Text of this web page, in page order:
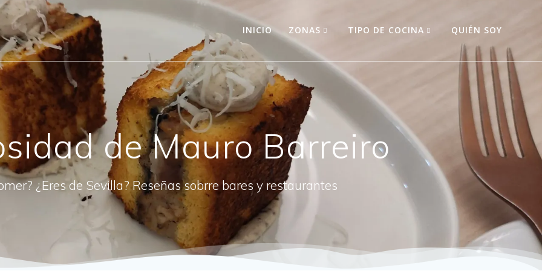
INICIO ZONAS TIPO DE COCINA QUIÉN SOY
de Mauro Barreiro
¿Eres de Sevilla? Reseñas sobrre bares y restaurantes